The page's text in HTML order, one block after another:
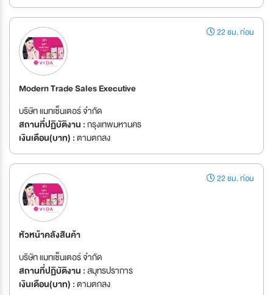
22 ชม. ก่อน
Modern Trade Sales Executive
บริษัท แมทเซ็นเตอร์ จำกัด
สถานที่ปฏิบัติงาน :กรุงเทพมหานคร
เงินเดือน(บาท) :ตามตกลง
22 ชม. ก่อน
หัวหน้าคลังสินค้า
บริษัท แมทเซ็นเตอร์ จำกัด
สถานที่ปฏิบัติงาน :สมุทรปราการ
เงินเดือน(บาท) :ตามตกลง